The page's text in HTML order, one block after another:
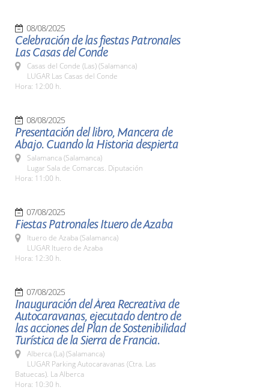
08/08/2025
Celebración de las fiestas Patronales
Las Casas del Conde
Casas del Conde (Las) (Salamanca)
LUGAR Las Casas del Conde
Hora: 12:00 h.
08/08/2025
Presentación del libro, Mancera de
Abajo. Cuando la Historia despierta
Salamanca (Salamanca)
Lugar Sala de Comarcas. Diputación
Hora: 11:00 h.
07/08/2025
Fiestas Patronales Ituero de Azaba
Ituero de Azaba (Salamanca)
LUGAR Ituero de Azaba
Hora: 12:30 h.
07/08/2025
Inauguración del Área Recreativa de
Autocaravanas, ejecutado dentro de
las acciones del Plan de Sostenibilidad
Turística de la Sierra de Francia.
Alberca (La) (Salamanca)
LUGAR Parking Autocaravanas (Ctra. Las
Batuecas). La Alberca
Hora: 10:30 h.